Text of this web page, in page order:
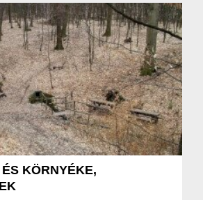
KÖRNYÉKE,